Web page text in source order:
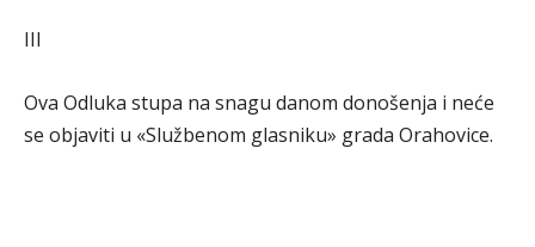
III
Ova Odluka stupa na snagu danom donošenja i neće
se objaviti u «Službenom glasniku» grada Orahovice.